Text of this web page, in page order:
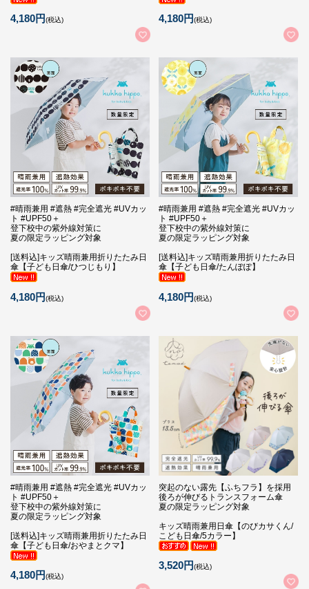
4,180円(税込) 4,180円(税込)
#晴雨兼用 #遮熱 #完全遮光 #UVカッ
ト #UPF50＋
登下校中の紫外線対策に
夏の限定ラッピング対象
[送料込]キッズ晴雨兼用折りたたみ日
傘【子ども日傘/ひつじもり】
4,180円(税込)
#晴雨兼用 #遮熱 #完全遮光 #UVカッ
ト #UPF50＋
登下校中の紫外線対策に
夏の限定ラッピング対象
[送料込]キッズ晴雨兼用折りたたみ日
傘【子ども日傘/たんぽぽ】
4,180円(税込)
#晴雨兼用 #遮熱 #完全遮光 #UVカッ
ト #UPF50＋
登下校中の紫外線対策に
夏の限定ラッピング対象
[送料込]キッズ晴雨兼用折りたたみ日
傘【子ども日傘/おやまとクマ】
4,180円(税込)
突起のない露先【ふちフラ】を採用
後ろが伸びるトランスフォーム傘
夏の限定ラッピング対象
キッズ晴雨兼用日傘【のびカサくん/
こども日傘/5カラー】
3,520円(税込)